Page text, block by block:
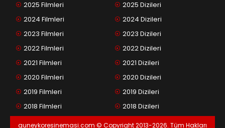
2025 Filmleri
2024 Filmleri
2023 Filmleri
2022 Filmleri
2021 Filmleri
2020 Filmleri
2019 Filmleri
2018 Filmleri
2025 Dizileri
2024 Dizileri
2023 Dizileri
2022 Dizileri
2021 Dizileri
2020 Dizileri
2019 Dizileri
2018 Dizileri
guneykoresinemasi.com © Copyright 2013-2026. Tüm Hakları